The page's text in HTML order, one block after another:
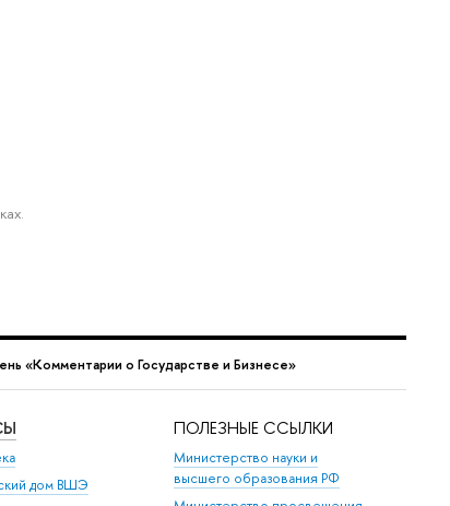
«Комментарии о Государстве и Бизнесе»
дом ВШЭ
ПОЛЕЗНЫЕ ССЫЛКИ
Министерство науки и
высшего образования РФ